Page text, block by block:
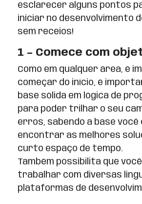
esclarecer alguns pontos
iniciar no desenvolvimento
sem receios!
1 – Comece com
Como em qualquer área, é
começar do início, é
base sólida em lógica de
para poder trilhar o seu
erros, sabendo a base você
encontrar as melhores
curto espaço de tempo.
Também possibilita que
trabalhar com diversas
plataformas de